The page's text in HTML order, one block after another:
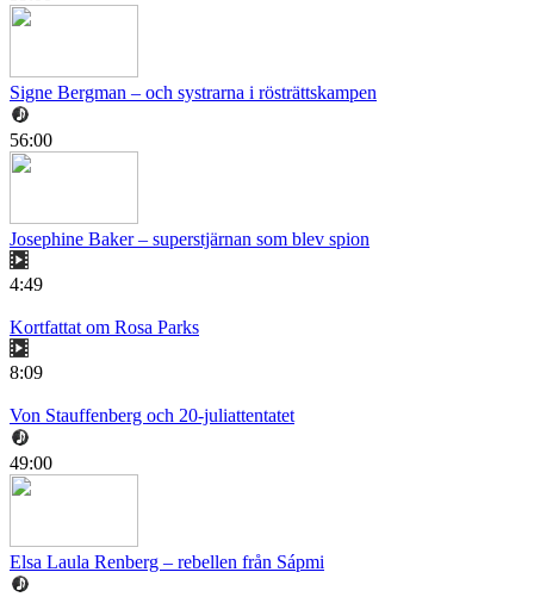
Signe Bergman – och systrarna i rösträttskampen
56:00
Josephine Baker – superstjärnan som blev spion
4:49
Kortfattat om Rosa Parks
8:09
Von Stauffenberg och 20-juliattentatet
49:00
Elsa Laula Renberg – rebellen från Sápmi